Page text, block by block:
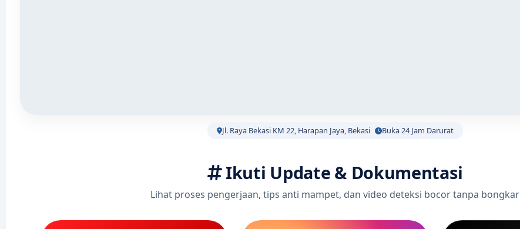
Jl. Raya Bekasi KM 22, Harapan Jaya, Bekasi Buka 24 Jam Darurat
Ikuti Update & Dokumentasi
Lihat proses pengerjaan, tips anti mampet, dan video deteksi bocor tanpa bongkar